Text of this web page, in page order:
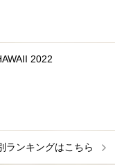
2022
ランキングはこちら